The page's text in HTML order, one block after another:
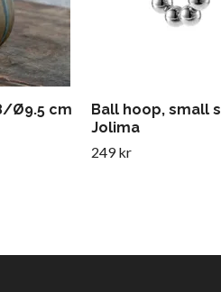
Ø9.5 cm
Ball hoop, small
Jolima
249 kr